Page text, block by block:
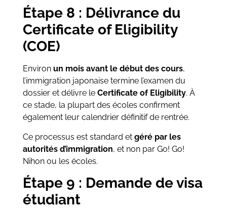
Étape 8 : Délivrance du
Certificate of Eligibility
(COE)
Environ un mois avant le début des cours,
l’immigration japonaise termine l’examen du
dossier et délivre le Certificate of Eligibility. À
ce stade, la plupart des écoles confirment
également leur calendrier définitif de rentrée.
Ce processus est standard et géré par les
autorités d’immigration, et non par Go! Go!
Nihon ou les écoles.
Étape 9 : Demande de visa
étudiant